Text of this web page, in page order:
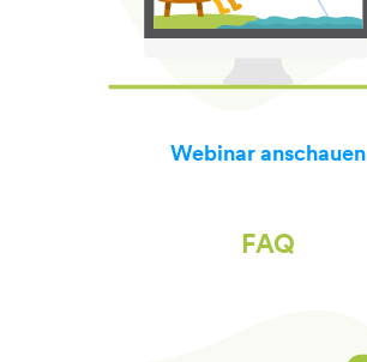
Webinar anschauen
FAQ